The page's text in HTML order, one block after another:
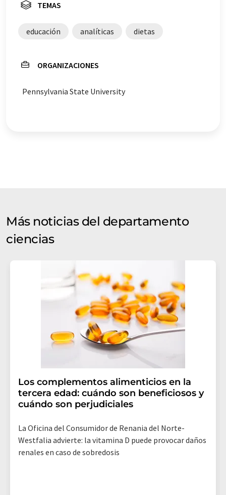
vocabulario, sintaxis o gramática. El artículo original en
TEMAS
educación analíticas dietas
ORGANIZACIONES
Pennsylvania State University
Más noticias del departamento
ciencias
Los complementos alimenticios en la
tercera edad: cuándo son beneficiosos y
cuándo son perjudiciales
La Oficina del Consumidor de Renania del Norte-
Westfalia advierte: la vitamina D puede provocar daños
renales en caso de sobredosis